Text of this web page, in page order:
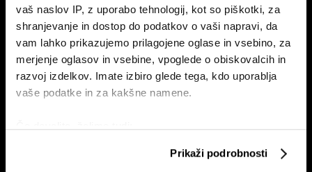
vaš naslov IP, z uporabo tehnologij, kot so piškotki, za
shranjevanje in dostop do podatkov o vaši napravi, da
vam lahko prikazujemo prilagojene oglase in vsebino, za
merjenje oglasov in vsebine, vpoglede o obiskovalcih in
razvoj izdelkov. Imate izbiro glede tega, kdo uporablja
vaše podatke in za kakšne namene.
Prikaži podrobnosti
Naročite se na e-
pismo